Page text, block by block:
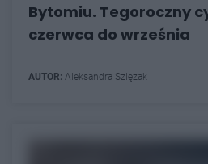
Bytomiu. Tegoroczny
czerwca do września
AUTOR: Aleksandra Szlęzak